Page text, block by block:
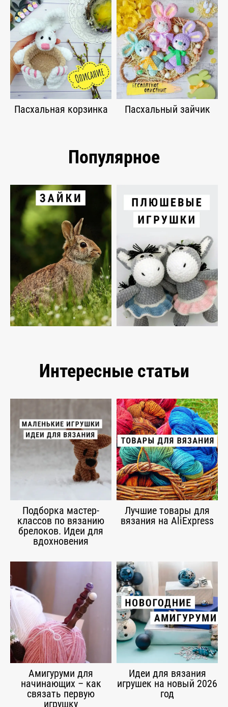
Пасхальная корзинка Пасхальный зайчик
Популярное
Интересные статьи
Подборка мастер-
классов по вязанию
брелоков. Идеи для
вдохновения
Лучшие товары для
вязания на AliExpress
Амигуруми для
начинающих – как
связать первую
игрушку
Идеи для вязания
игрушек на новый 2026
год